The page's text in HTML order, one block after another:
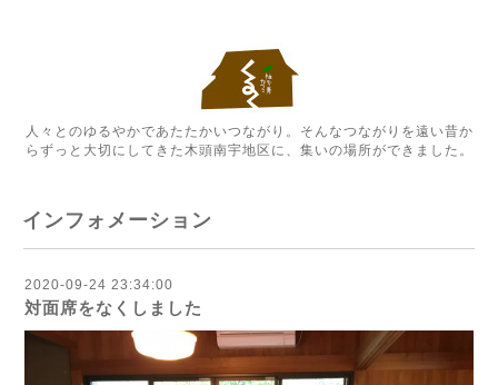
人々とのゆるやかであたたかいつながり。そんなつながりを遠い昔か
らずっと大切にしてきた木頭南宇地区に、集いの場所ができました。
インフォメーション
2020-09-24 23:34:00
対面席をなくしました